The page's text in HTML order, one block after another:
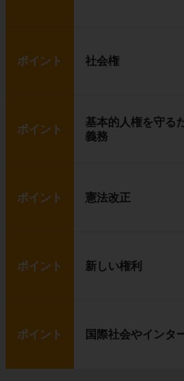
ポイント 社会権
ポイント
基本的人権を守る
義務
ポイント 憲法改正
ポイント 新しい権利
ポイント 国際社会やインタ